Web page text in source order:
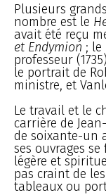
Plusieurs
nombre est le
avait été reçu
et Endymion ; le
professeur
le portrait de
ministre, et
Le travail et le
carrière de
de soixante-un
ses ouvrages
légère et
pas craint de
tableaux ou